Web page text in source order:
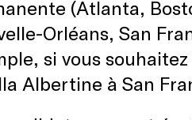
(Atlanta,
Orléans, San
si vous
Albertine à San